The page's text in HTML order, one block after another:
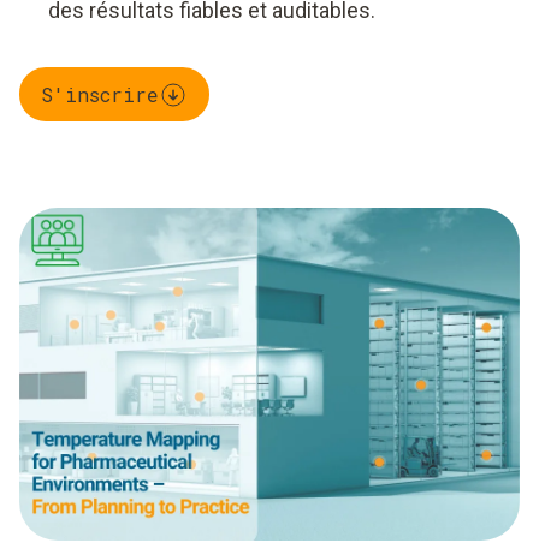
des résultats fiables et auditables.
S'inscrire